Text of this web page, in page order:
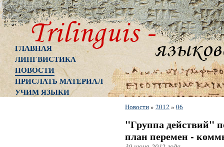
ГЛАВНАЯ
ЛИНГВИСТИКА
НОВОСТИ
ПРИСЛАТЬ МАТЕРИАЛ
УЧИМ ЯЗЫКИ
Новости» 2012 » 06
"Группа действий"
план перемен -